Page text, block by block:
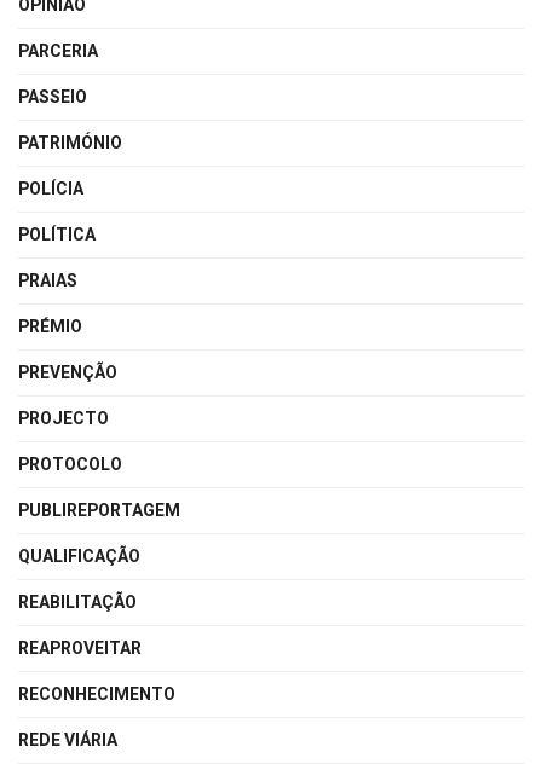
OPINIÃO
PARCERIA
PASSEIO
PATRIMÓNIO
POLÍCIA
POLÍTICA
PRAIAS
PRÉMIO
PREVENÇÃO
PROJECTO
PROTOCOLO
PUBLIREPORTAGEM
QUALIFICAÇÃO
REABILITAÇÃO
REAPROVEITAR
RECONHECIMENTO
REDE VIÁRIA